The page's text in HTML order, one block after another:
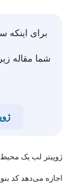
برای اینکه
شما مقاله
ژوپیتر لب یک
اجازه می‌دهد کد